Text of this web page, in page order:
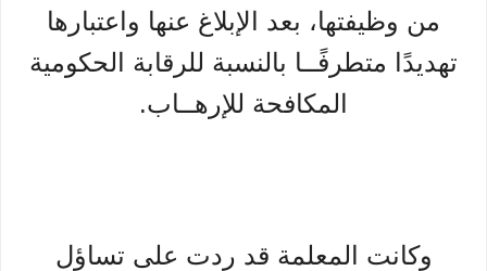
من وظيفتها، بعد الإبلاغ عنها واعتبارها
تهديدًا متطرفًــا بالنسبة للرقابة الحكومية
المكافحة للإرهــاب.
وكانت المعلمة قد ردت على تساؤل